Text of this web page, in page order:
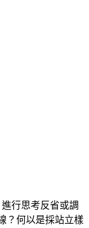
行思考反省或調
？何以是採站立樣